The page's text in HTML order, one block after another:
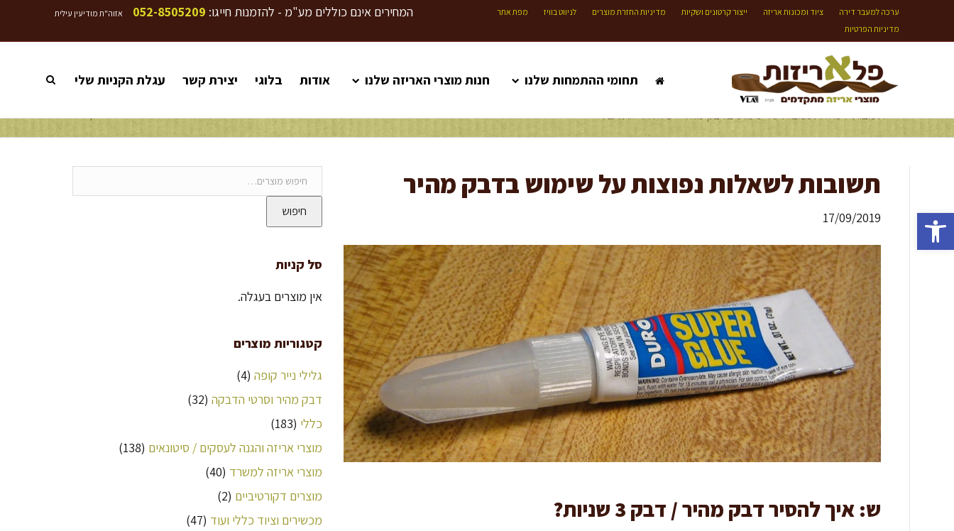
פתח סרגל נגישות
ערכה למעבר דירה ציוד ומכונות אריזה ייצור קרטונים ושקיות מדיניות החזרת מוצרים לניווט בוויז
מפת אתר
מדיניות הפרטיות
המחירים אינם כוללים מע"מ - להזמנות חייגו: 052-8505209 אזוה"ת מודיעין עילית
תחומי ההתמחות שלנו חנות מוצרי האריזה שלנו אודות בלוגי יצירת קשר עגלת הקניות שלי
תשובות לשאלות נפוצות על שימוש בדבק מהיר - פלא אריזות VLA בלוגי בלוג תשובות לשאלות נפוצות על שימוש בדבק מהיר
תשובות לשאלות נפוצות על שימוש בדבק מהיר
17/09/2019
ש: איך להסירדבק מהיר/ דבק 3 שניות?
חיפוש
סל קניות
אין מוצרים בעגלה.
קטגוריות מוצרים
גלילי נייר קופה (4)
דבק מהיר וסרטי הדבקה (32)
כללי (183)
מוצרי אריזה והגנה לעסקים / סיטונאים (138)
מוצרי אריזה למשרד (40)
מוצרים דקורטיביים (2)
מכשירים וציוד כללי ועוד (47)